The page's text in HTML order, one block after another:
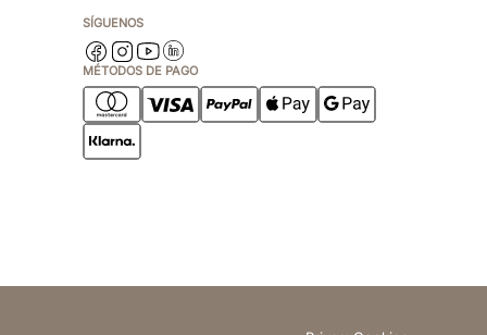
SÍGUENOS
MÉTODOS DE PAGO